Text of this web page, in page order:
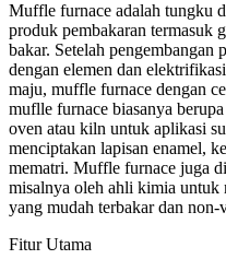
Muffle furnace adalah tungku
produk pembakaran termasuk
bakar. Setelah pengembangan
dengan elemen dan
maju, muffle furnace dengan
muflle furnace biasanya
oven atau kiln untuk aplikasi
menciptakan lapisan enamel,
mematri. Muffle furnace juga
misalnya oleh ahli kimia untuk
yang mudah terbakar dan non-
Fitur Utama